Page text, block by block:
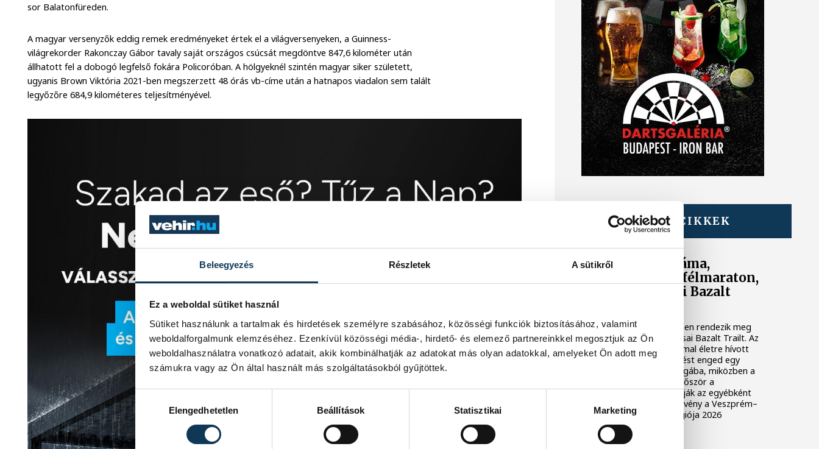
Beleegyezés Részletek A sütikről
Ez a weboldal sütiket használ
Sütiket használunk a tartalmak és hirdetések személyre szabásához, közösségi funkciók biztosításához, valamint
weboldalforgalmunk elemzéséhez. Ezenkívül közösségi média-, hirdető- és elemező partnereinkkel megosztjuk az Ön
weboldalhasználatra vonatkozó adatait, akik kombinálhatják az adatokat más olyan adatokkal, amelyeket Ön adott meg
számukra vagy az Ön által használt más szolgáltatásokból gyűjtöttek.
Hozzájárulás kiválasztása
Elengedhetetlen
Beállítások Statisztikai Marketing
sor Balatonfüreden.
A magyar versenyzők eddig remek eredményeket értek el a világversenyeken, a Guinness-
világrekorder Rakonczay Gábor tavaly saját országos csúcsát megdöntve 847,6 kilométer után
állhatott fel a dobogó legfelső fokára Policoróban. A hölgyeknél szintén magyar siker született,
ugyanis Brown Viktória 2021-ben megszerzett 48 órás vb-címe után a hatnapos viadalon sem talált
legyőzőre 684,9 kilométeres teljesítményével.
TOVÁBBI CIKKEK
Balatoni panoráma,
bazaltbánya és félmaraton,
újra jön az Uzsai Bazalt
Nem mindennapi helyszínen rendezik meg
szeptember 19-én az Uzsai Bazalt Trailt. Az
immár harmadik alkalommal életre hívott
esemény idén is betekintést enged egy
működő bazaltbánya világába, miközben a
futók, túrázók és most először a
kerékpárosok is bejárhatják az egyébként
elzárt területet. A rendezvény a Veszprém–
Balaton Európa Sportrégiója 2026
programsorozat része.